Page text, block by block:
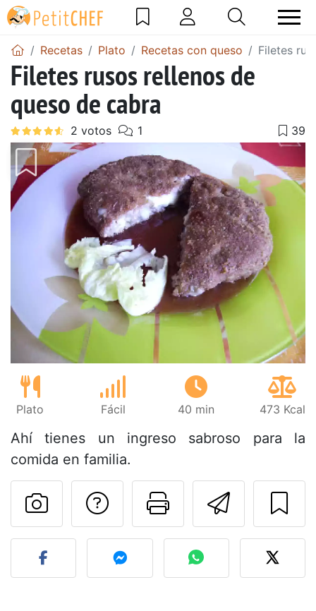
Recetas Plato Recetas con queso Filetes
Filetes rusos rellenos de
queso de cabra
Plato Fácil 40 min 473 Kcal
Ahí tienes un ingreso sabroso para la
comida en familia.
Imprimir
Preguntar al autor
Publicar la foto de esta